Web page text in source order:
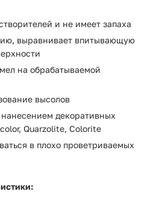
и не имеет запаха
выравнивает впитывающую
на обрабатываемой
высолов
декоративных
Quarzolite, Colorite
в плохо проветриваемых